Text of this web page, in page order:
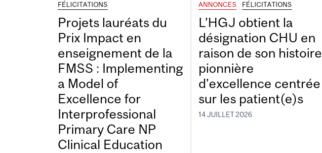
FÉLICITATIONS
Projets lauréats du
Prix Impact en
enseignement de la
FMSS : Implementing
a Model of
Excellence for
Interprofessional
Primary Care NP
Clinical Education
ANNONCES FÉLICITATIONS
L’HGJ obtient la
désignation CHU en
raison de son histoire
pionnière
d’excellence centrée
sur les patient(e)s
14 JUILLET 2026